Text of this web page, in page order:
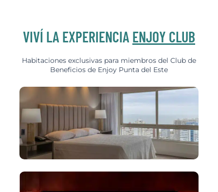
VIVÍ LA EXPERIENCIA ENJOY CLUB
Habitaciones exclusivas para miembros del Club de
Beneficios de Enjoy Punta del Este